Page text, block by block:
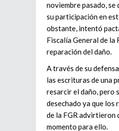
noviembre pasado, se
su participación en
obstante, intentó
Fiscalía General de la
reparación del daño.
A través de su
las escrituras de una
resarcir el daño, pero
desechado ya que los
de la FGR advirtieron
momento para ello.